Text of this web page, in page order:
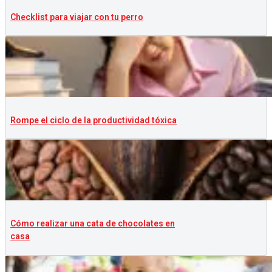
Checklist para viajar con tu perro
Rompe el ciclo de la productividad tóxica
Cómo realizar una cata de chocolates en
casa